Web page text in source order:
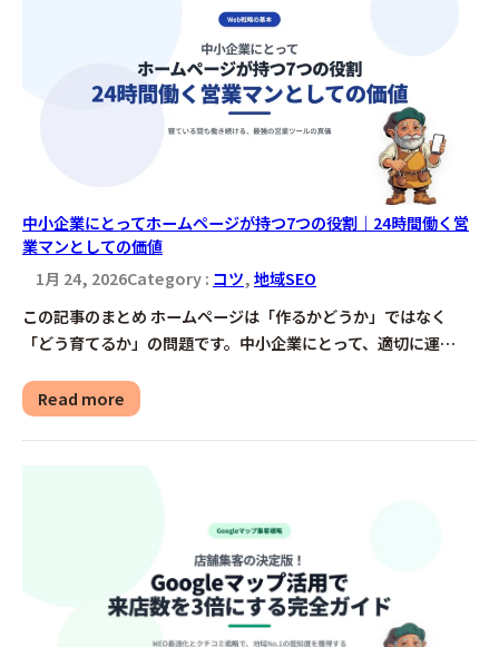
中小企業にとってホームページが持つ7つの役割｜24時間働く営
業マンとしての価値
1月 24, 2026Category : コツ, 地域SEO
この記事のまとめ ホームページは「作るかどうか」ではなく
「どう育てるか」の問題です。中小企業にとって、適切に運…
Read more